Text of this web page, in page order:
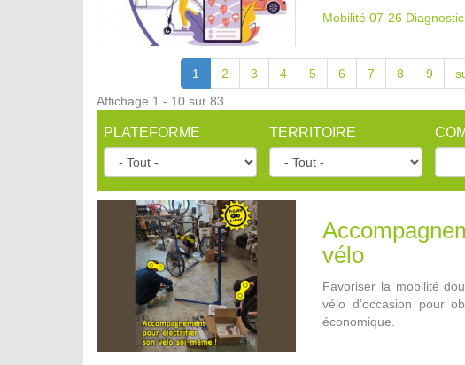
Mobilité 07-26
1 2 3 4 5 6 7 8 9
Affichage 1 - 10 sur 83
PLATEFORME TERRITOIRE
vélo
Favoriser la mobilité
vélo d’occasion pour
économique.